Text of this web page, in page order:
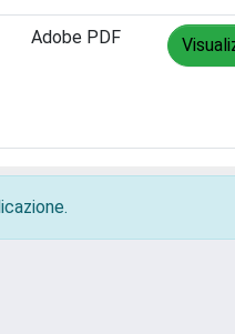
Adobe PDF